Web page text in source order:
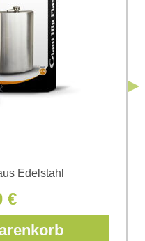
der Absendung
Edelstahl
€